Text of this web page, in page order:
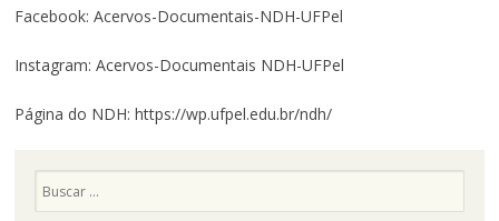
Facebook: Acervos-Documentais-NDH-UFPel
Instagram: Acervos-Documentais NDH-UFPel
Página do NDH: https://wp.ufpel.edu.br/ndh/